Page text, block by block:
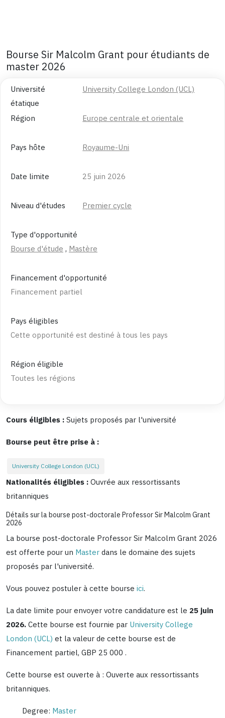
Bourse Sir Malcolm Grant pour étudiants de
master 2026
Université
étatique
University College London (UCL)
Région Europe centrale et orientale
Pays hôte Royaume-Uni
Date limite 25 juin 2026
Niveau d'études Premier cycle
Type d'opportunité
Bourse d'étude , Mastère
Financement d'opportunité
Financement partiel
Pays éligibles
Cette opportunité est destiné à tous les pays
Région éligible
Toutes les régions
Cours éligibles :Sujets proposés par l'université
Bourse peut être prise à :
University College London (UCL)
Nationalités éligibles :Ouvrée aux ressortissants
britanniques
Détails sur la bourse post-doctorale Professor Sir Malcolm Grant
2026
La bourse post-doctorale Professor Sir Malcolm Grant 2026
est offerte pour un Masterdans le domaine des sujets
proposés par l'université.
Vous pouvez postuler à cette bourse ici.
La date limite pour envoyer votre candidature est le 25 juin
2026.Cette bourse est fournie par University College
London (UCL) et la valeur de cette bourse est de
Financement partiel, GBP 25 000 .
Cette bourse est ouverte à : Ouverte aux ressortissants
britanniques.
Degree: Master